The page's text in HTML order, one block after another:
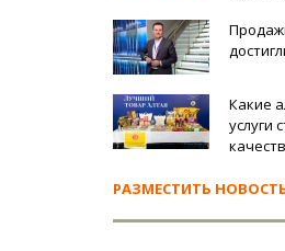
Какие
услуги
РАЗМЕСТИТЬ